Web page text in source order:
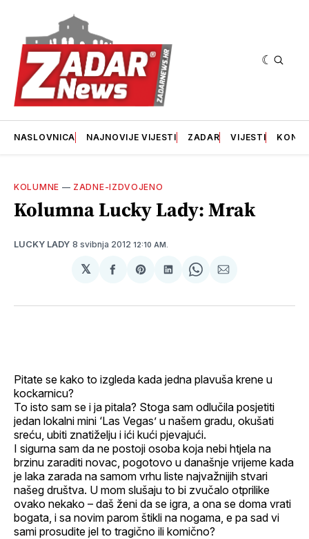
NASLOVNICA NAJNOVIJE VIJESTI ZADAR VIJESTI
KOLUMNE — ZADNE-IZDVOJENO
Kolumna Lucky Lady: Mrak
LUCKY LADY 8 svibnja 2012 12:10 AM.
𝕏
podijeliSharepodijeliSharepodijeli
Pitate se kako to izgleda kada jedna plavuša krene u
kockarnicu?
To isto sam se i ja pitala? Stoga sam odlučila posjetiti
jedan lokalni mini ‘Las Vegas’ u našem gradu, okušati
sreću, ubiti znatiželju i ići kući pjevajući.
I sigurna sam da ne postoji osoba koja nebi htjela na
brzinu zaraditi novac, pogotovo u današnje vrijeme kada
je laka zarada na samom vrhu liste najvažnijih stvari
našeg društva. U mom slušaju to bi zvučalo otprilike
ovako nekako – daš ženi da se igra, a ona se doma vrati
bogata, i sa novim parom štikli na nogama, e pa sad vi
sami prosudite jel to tragično ili komično?